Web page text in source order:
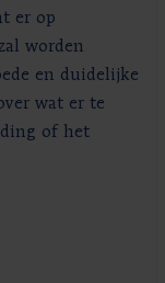
er op
worden
en duidelijke
wat er te
of het